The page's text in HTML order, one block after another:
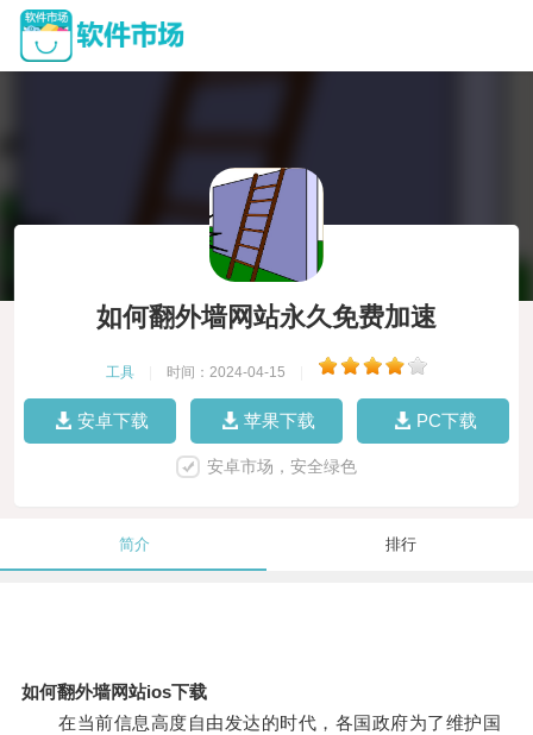
如何翻外墙网站永久免费加速
工具 时间：2024-04-15
安卓下载 苹果下载 PC下载
安卓市场，安全绿色
简介 排行
如何翻外墙网站ios下载
在当前信息高度自由发达的时代，各国政府为了维护国